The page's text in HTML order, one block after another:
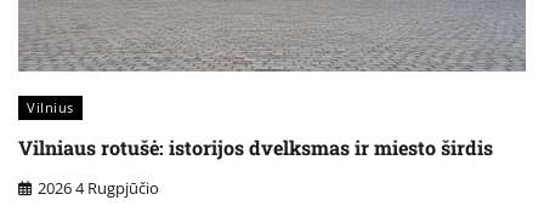
Vilnius
Vilniaus rotušė: istorijos dvelksmas ir miesto širdis
2026 4 Rugpjūčio